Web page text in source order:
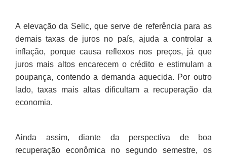
A elevação da Selic, que serve de referência para as
demais taxas de juros no país, ajuda a controlar a
inflação, porque causa reflexos nos preços, já que
juros mais altos encarecem o crédito e estimulam a
poupança, contendo a demanda aquecida. Por outro
lado, taxas mais altas dificultam a recuperação da
economia.
Ainda assim, diante da perspectiva de boa
recuperação econômica no segundo semestre, os